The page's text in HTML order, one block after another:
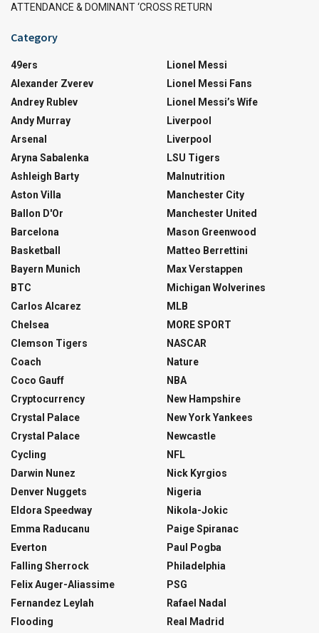
ATTENDANCE & DOMINANT ‘CROSS RETURN
Category
49ers
Alexander Zverev
Andrey Rublev
Andy Murray
Arsenal
Aryna Sabalenka
Ashleigh Barty
Aston Villa
Ballon D'Or
Barcelona
Basketball
Bayern Munich
BTC
Carlos Alcarez
Chelsea
Clemson Tigers
Coach
Coco Gauff
Cryptocurrency
Crystal Palace
Crystal Palace
Cycling
Darwin Nunez
Denver Nuggets
Eldora Speedway
Emma Raducanu
Everton
Falling Sherrock
Felix Auger-Aliassime
Fernandez Leylah
Flooding
Lionel Messi
Lionel Messi Fans
Lionel Messi’s Wife
Liverpool
Liverpool
LSU Tigers
Malnutrition
Manchester City
Manchester United
Mason Greenwood
Matteo Berrettini
Max Verstappen
Michigan Wolverines
MLB
MORE SPORT
NASCAR
Nature
NBA
New Hampshire
New York Yankees
Newcastle
NFL
Nick Kyrgios
Nigeria
Nikola-Jokic
Paige Spiranac
Paul Pogba
Philadelphia
PSG
Rafael Nadal
Real Madrid